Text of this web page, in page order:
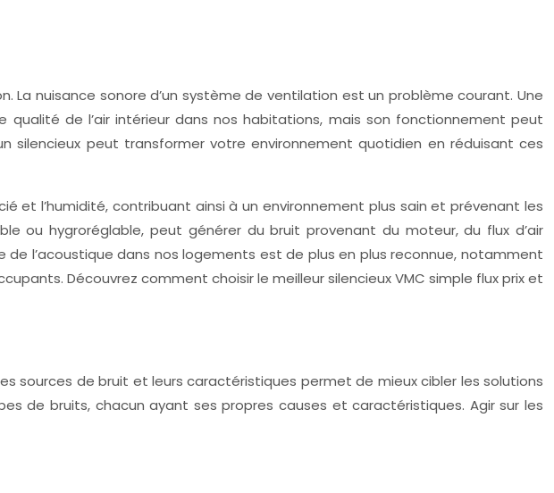
nuisance sonore d’un système de ventilation est un problème courant. Une
de l’air intérieur dans nos habitations, mais son fonctionnement peut
peut transformer votre environnement quotidien en réduisant ces
et l’humidité, contribuant ainsi à un environnement plus sain et prévenant les
ou hygroréglable, peut générer du bruit provenant du moteur, du flux d’air
l’acoustique dans nos logements est de plus en plus reconnue, notamment
Découvrez comment choisir le meilleur silencieux VMC simple flux prix et
sources de bruit et leurs caractéristiques permet de mieux cibler les solutions
de bruits, chacun ayant ses propres causes et caractéristiques. Agir sur les